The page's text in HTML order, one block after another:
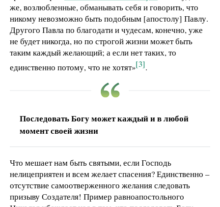
же, возлюбленные, обманывать себя и говорить, что
никому невозможно быть подобным [апостолу] Павлу.
Другого Павла по благодати и чудесам, конечно, уже
не будет никогда, но по строгой жизни может быть
таким каждый желающий; а если нет таких, то
единственно потому, что не хотят»[3].
Последовать Богу может каждый и в любой
момент своей жизни
Что мешает нам быть святыми, если Господь
нелицеприятен и всем желает спасения? Единственно –
отсутствие самоотверженного желания следовать
призыву Создателя! Пример равноапостольного